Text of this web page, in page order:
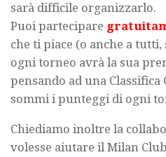
sarà difficile organizzarlo.
Puoi partecipare
che ti piace (o anche a
ogni torneo avrà la sua
pensando ad una Classifica
sommi i punteggi di ogni
Chiediamo inoltre la
volesse aiutare il Milan